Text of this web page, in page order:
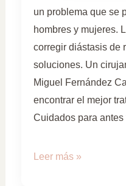
un problema que se
hombres y mujeres.
corregir diástasis de
soluciones. Un
Miguel Fernández
encontrar el mejor
Cuidados para
Leer más »